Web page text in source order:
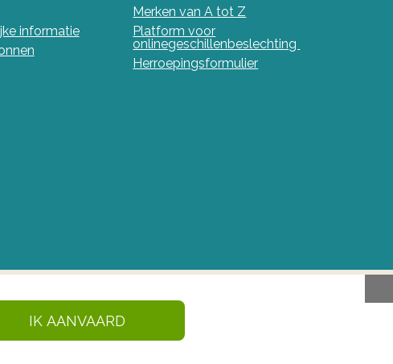
IK AANVAARD
informatie
Merken van A tot Z
Platform voor
onlinegeschillenbeslechting
Herroepingsformulier
en gezondheidsproducten in België. Deze site
Geneesmiddelen en